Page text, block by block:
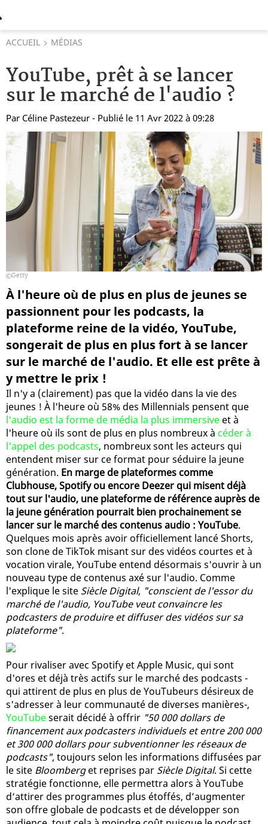
ACCUEIL MÉDIAS
YouTube, prêt à se lancer
sur le marché de l'audio ?
Par Céline Pastezeur - Publié le 11 Avr 2022 à 09:28
Getty
À l'heure où de plus en plus de jeunes se
passionnent pour les podcasts, la
plateforme reine de la vidéo, YouTube,
songerait de plus en plus fort à se lancer
sur le marché de l'audio. Et elle est prête à
y mettre le prix !
Il n'y a (clairement) pas que la vidéo dans la vie des
jeunes ! À l'heure où 58% des Millennials pensent que
l'audio est la forme de média la plus immersive et à
l'heure où ils sont de plus en plus nombreux à céder à
l'appel des podcasts, nombreux sont les acteurs qui
entendent miser sur ce format pour séduire la jeune
génération. En marge de plateformes comme
Clubhouse, Spotify ou encore Deezer qui misent déjà
tout sur l'audio, une plateforme de référence auprès de
la jeune génération pourrait bien prochainement se
lancer sur le marché des contenus audio : YouTube.
Quelques mois après avoir officiellement lancé Shorts,
son clone de TikTok misant sur des vidéos courtes et à
vocation virale, YouTube entend désormais s'ouvrir à un
nouveau type de contenus axé sur l'audio. Comme
l'explique le site Siècle Digital, "conscient de l'essor du
marché de l'audio, YouTube veut convaincre les
podcasters de produire et diffuser des vidéos sur sa
plateforme".
Pour rivaliser avec Spotify et Apple Music, qui sont
d'ores et déjà très actifs sur le marché des podcasts -
qui attirent de plus en plus de YouTubeurs désireux de
s'adresser à leur communauté de diverses manières-,
YouTubeserait décidé à offrir "50 000 dollars de
financement aux podcasters individuels et entre 200 000
et 300 000 dollars pour subventionner les réseaux de
podcasts", toujours selon les informations diffusées par
le site Bloomberget reprises par Siècle Digital. Si cette
stratégie fonctionne, elle permettra alors à YouTube
d‘attirer des programmes plus étoffés, d’augmenter
son offre globale de podcasts et de développer son